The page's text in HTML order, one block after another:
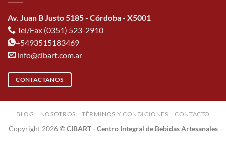
Av. Juan B Justo 5185 - Córdoba - X5001
Tel/Fax (0351) 523-2910
+5493515183469
info@cibart.com.ar
CONTACTANOS
BLOG NOSOTROS TÉRMINOS Y CONDICIONES CONTACTO
Copyright 2026 ©CIBART - Centro Integral de Bebidas Artesanales